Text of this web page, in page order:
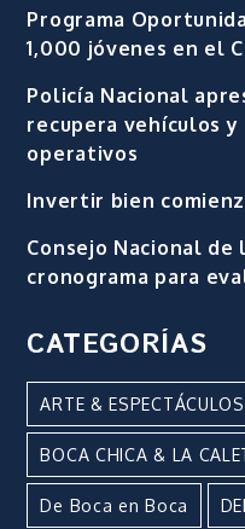
Programa
1,000 jóvenes en el
Policía Nacional
recupera vehículos
operativos
Invertir bien
Consejo Nacional
cronograma para
CATEGORÍAS
ARTE & ESPECTÁCULOS
BOCA CHICA & LA
De Boca en Boca